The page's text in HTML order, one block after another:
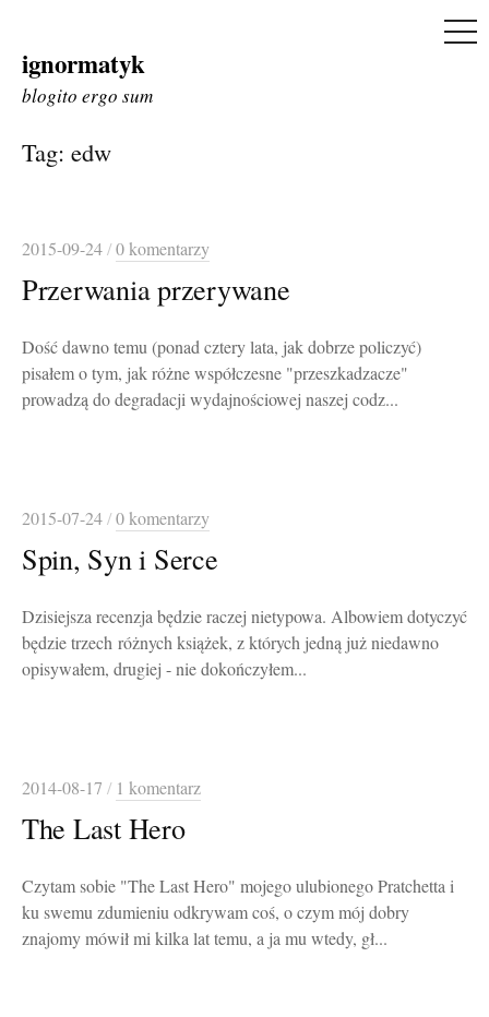
Skip
to
ignormatyk
blogito ergo sum
Tag: edw
2015-09-24/0 komentarzy
Przerwania przerywane
Dość dawno temu (ponad cztery lata, jak dobrze policzyć)
pisałem o tym, jak różne współczesne "przeszkadzacze"
prowadzą do degradacji wydajnościowej naszej codz...
2015-07-24/0 komentarzy
Spin, Syn i Serce
Dzisiejsza recenzja będzie raczej nietypowa. Albowiem dotyczyć
będzie trzech różnych książek, z których jedną już niedawno
opisywałem, drugiej - nie dokończyłem...
2014-08-17 / 1 komentarz
The Last Hero
Czytam sobie "The Last Hero" mojego ulubionego Pratchetta i
ku swemu zdumieniu odkrywam coś, o czym mój dobry
znajomy mówił mi kilka lat temu, a ja mu wtedy, gł...